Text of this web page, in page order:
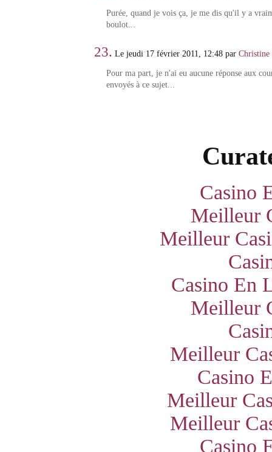
Purée, quand je vois ça, je me dis qu'il y a
boulot...
23. Le jeudi 17 février 2011, 12:48 parChristine
Pour ma part, je n'ai eu aucune réponse aux
envoyés à ce sujet...
Casino
Meilleur
Meilleur
Casino En
Meilleur
Meilleur
Casino
Meilleur
Meilleur
Casino